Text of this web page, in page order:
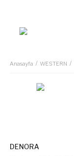
Anasayfa WESTERN
DENORA